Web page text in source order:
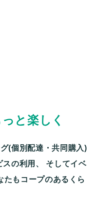
と楽しく
(個別配達・共同購入)
の利用、
そしてイベ
たもコープのあるくら